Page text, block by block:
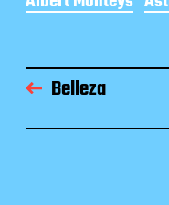
Belleza